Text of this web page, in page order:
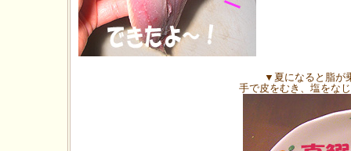
▼夏になると脂が
手で皮をむき、塩をな